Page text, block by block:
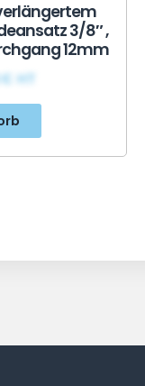
3/8″ ,
12mm
HT